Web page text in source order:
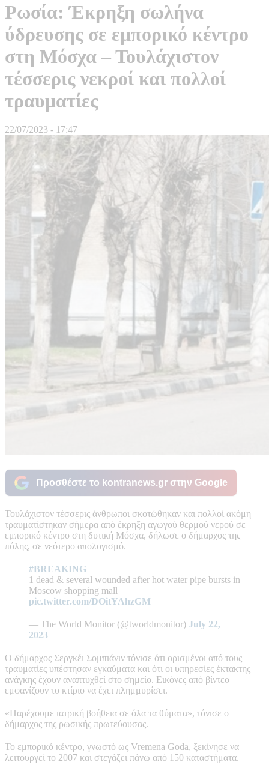
Ρωσία: Έκρηξη σωλήνα
ύδρευσης σε εμπορικό κέντρο
στη Μόσχα – Τουλάχιστον
τέσσερις νεκροί και πολλοί
τραυματίες
22/07/2023 - 17:47
Προσθέστε το kontranews.gr στην Google
Τουλάχιστον τέσσερις άνθρωποι σκοτώθηκαν και πολλοί ακόμη
τραυματίστηκαν σήμερα από έκρηξη αγωγού θερμού νερού σε
εμπορικό κέντρο στη δυτική Μόσχα, δήλωσε ο δήμαρχος της
πόλης, σε νεότερο απολογισμό.
#BREAKING
1 dead & several wounded after hot water pipe bursts in
Moscow shopping mall
pic.twitter.com/DOitYAhzGM
— The World Monitor (@tworldmonitor) July 22,
2023
Ο δήμαρχος Σεργκέι Σομπιάνιν τόνισε ότι ορισμένοι από τους
τραυματίες υπέστησαν εγκαύματα και ότι οι υπηρεσίες έκτακτης
ανάγκης έχουν αναπτυχθεί στο σημείο. Εικόνες από βίντεο
εμφανίζουν το κτίριο να έχει πλημμυρίσει.
«Παρέχουμε ιατρική βοήθεια σε όλα τα θύματα», τόνισε ο
δήμαρχος της ρωσικής πρωτεύουσας.
Το εμπορικό κέντρο, γνωστό ως Vremena Goda, ξεκίνησε να
λειτουργεί το 2007 και στεγάζει πάνω από 150 καταστήματα.